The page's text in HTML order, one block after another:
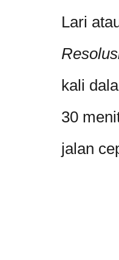
Lari
kali
30
jalan